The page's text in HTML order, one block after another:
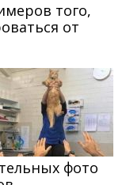
того,
от
фото